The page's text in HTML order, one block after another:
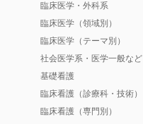
臨床医学・外科系
臨床医学（領域別）
臨床医学（テーマ別）
社会医学系・医学一般など
基礎看護
臨床看護（診療科・技術）
臨床看護（専門別）